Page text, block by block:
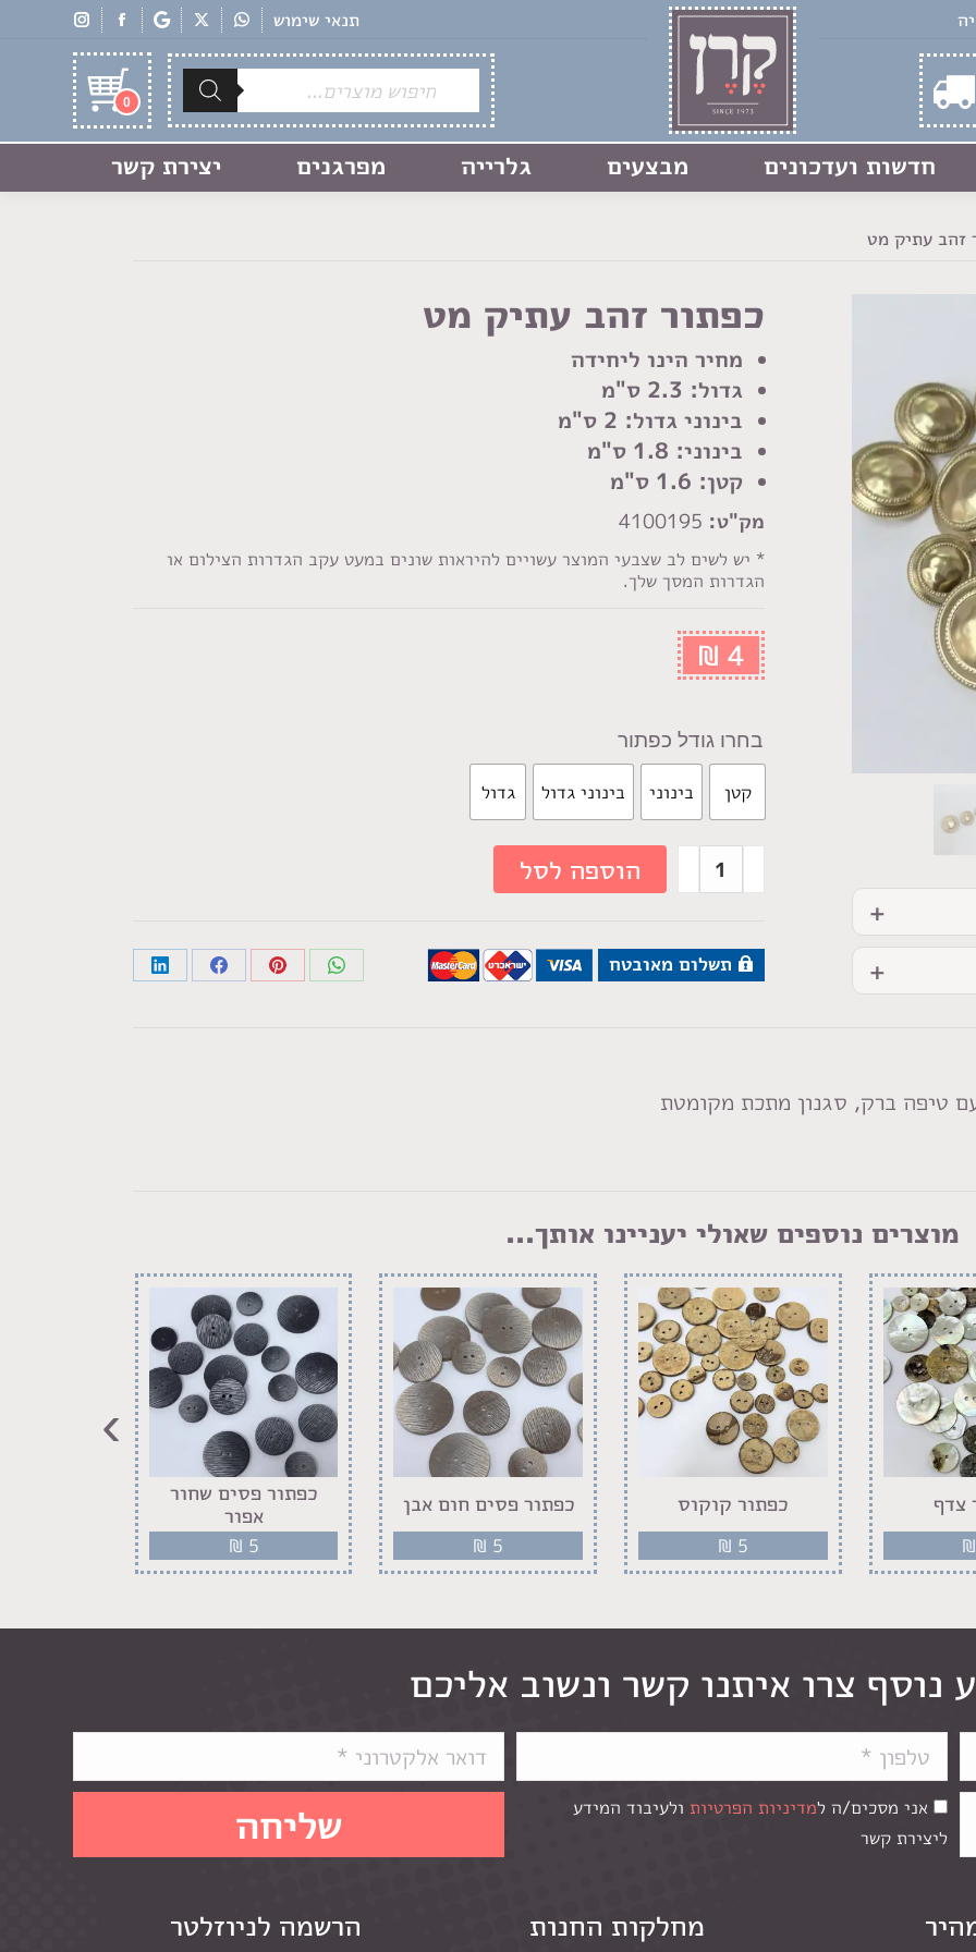
תנאי שימוש
Products
search
0
חדשות ועדכונים מבצעים גלרייה מפרגנים יצירת קשר
זהב עתיק מט
כפתור זהב עתיק מט
מחיר הינו ליחידה
גדול: 2.3 ס"מ
בינוני גדול: 2 ס"מ
בינוני: 1.8 ס"מ
קטן: 1.6 ס"מ
מק"ט:
* יש לשים לב שצבעי המוצר עשויים להיראות שונים במעט עקב הגדרות הצילום או
הגדרות המסך שלך.
₪ 4
גודל כפתור
קטן בינוני בינוני גדול גדול
הוספה לסל
תשלום מאובטח
Share
Share
Share
Share
טיפה ברק, סגנון מתכת מקומטת
מוצרים נוספים שאולי יעניינו אותך...
צדף
₪
כפתור קוקוס
₪ 5
כפתור פסים חום אבן
₪ 5
כפתור פסים שחור
אפור
₪ 5
›
נוסף צרו איתנו קשר ונשוב אליכם
אני מסכים/ה למדיניות הפרטיות ולעיבוד המידע
ליצירת קשר
מחלקות החנות הרשמה לניוזלטר